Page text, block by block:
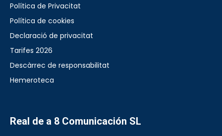
Política de Privacitat
Política de cookies
Declaració de privacitat
Tarifes 2026
Descàrrec de responsabilitat
Hemeroteca
Real de a 8 Comunicación SL